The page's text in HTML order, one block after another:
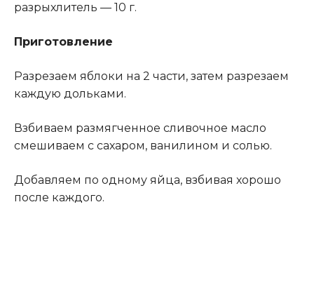
разрыхлитель — 10 г.
Приготовление
Разрезаем яблоки на 2 части, затем разрезаем
каждую дольками.
Взбиваем размягченное сливочное масло
смешиваем с сахаром, ванилином и солью.
Добавляем по одному яйца, взбивая хорошо
после каждого.